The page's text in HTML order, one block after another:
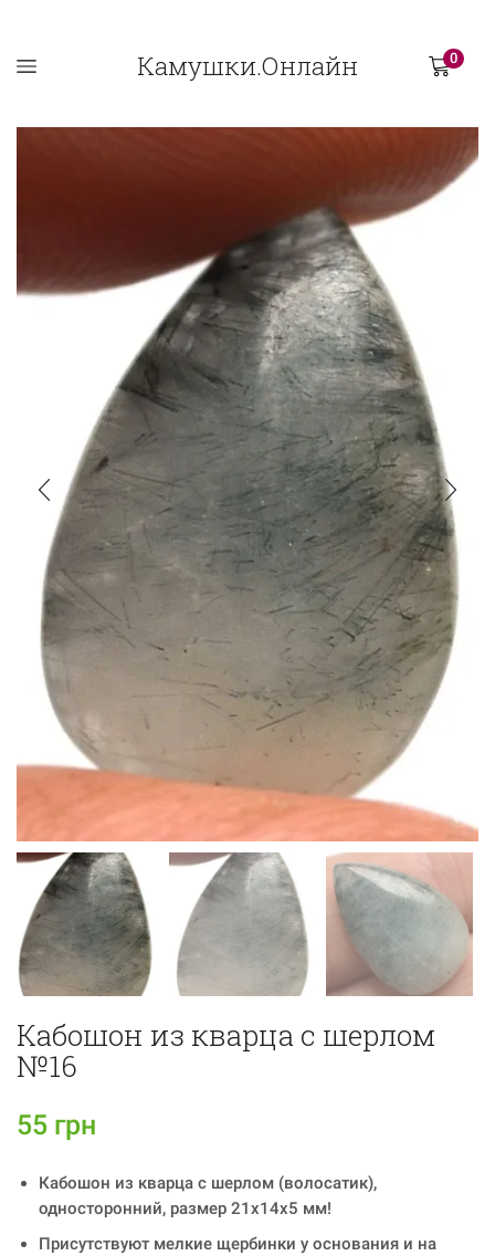
Камушки.Онлайн 0
Кабошон из кварца с шерлом
№16
55 грн
Кабошон из кварца с шерлом (волосатик),
односторонний, размер 21x14x5 мм!
Присутствуют мелкие щербинки у основания и на